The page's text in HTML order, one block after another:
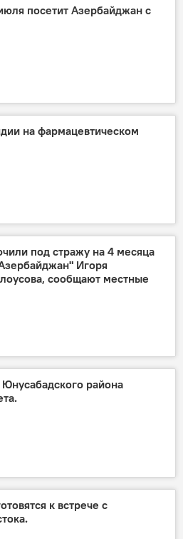
посетит Азербайджан с
на фармацевтическом
под стражу на 4 месяца
Игоря
сообщают местные
района
к встрече с